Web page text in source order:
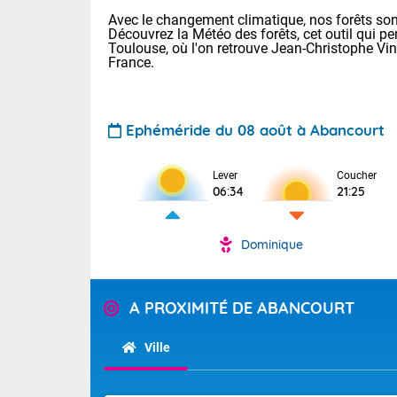
Avec le changement climatique, nos forêts
Découvrez la Météo des forêts, cet outil qui
Toulouse, où l'on retrouve Jean-Christophe
France.
Ephéméride du 08 août à Abancourt
Lever
06:34
Coucher
21:25
Dominique
A PROXIMITÉ DE ABANCOURT
Ville
Voici les
: 22/28 Paris
Clermont-Fd
Limoges :
Lille : 22/29
Très
(83), et